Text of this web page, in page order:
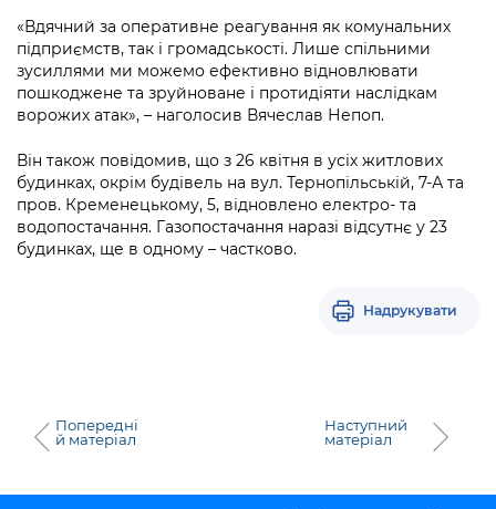
«Вдячний за оперативне реагування як комунальних
підприємств, так і громадськості. Лише спільними
зусиллями ми можемо ефективно відновлювати
пошкоджене та зруйноване і протидіяти наслідкам
ворожих атак», – наголосив Вячеслав Непоп.
Він також повідомив, що з 26 квітня в усіх житлових
будинках, окрім будівель на вул. Тернопільській, 7-А та
пров. Кременецькому, 5, відновлено електро- та
водопостачання. Газопостачання наразі відсутнє у 23
будинках, ще в одному – частково.
Надрукувати
Попередні
й матеріал
Наступний
матеріал